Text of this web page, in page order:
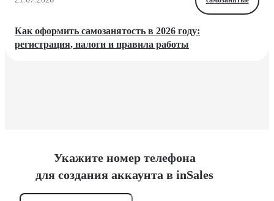
Как оформить самозанятость в 2026 году:
регистрация, налоги и правила работы
Укажите номер телефона
для создания аккаунта в inSales